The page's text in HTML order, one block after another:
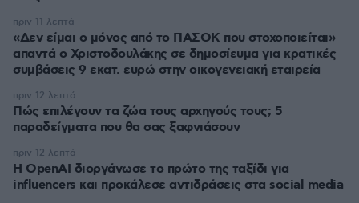
«Δεν είμαι ο μόνος από το ΠΑΣΟΚ που στοχοποιείται»
απαντά ο Χριστοδουλάκης σε δημοσίευμα για κρατικές
συμβάσεις 9 εκατ. ευρώ στην οικογενειακή εταιρεία
πριν 11 λεπτά
Πώς επιλέγουν τα ζώα τους αρχηγούς τους; 5
παραδείγματα που θα σας ξαφνιάσουν
πριν 12 λεπτά
Η OpenAI διοργάνωσε το πρώτο της ταξίδι για
influencers και προκάλεσε αντιδράσεις στα social media
πριν 12 λεπτά